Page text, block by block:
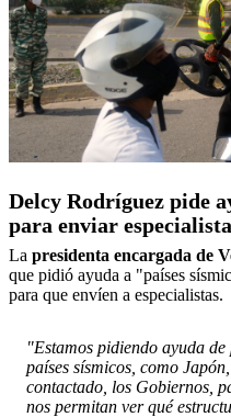
Delcy Rodríguez pide
para enviar
La presidenta encargada de
que pidió ayuda a "países
para que envíen a especialistas.
"Estamos pidiendo ayuda
países sísmicos, como
contactado, los Gobiernos,
nos permitan ver qué